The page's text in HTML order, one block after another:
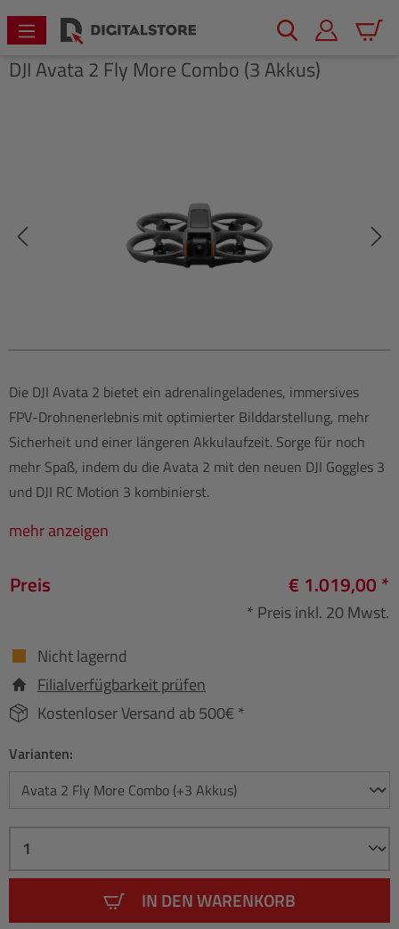
springen
DJIAvata 2 Fly More Combo (3 Akkus)
Die DJI Avata 2 bietet ein adrenalingeladenes, immersives
FPV-Drohnenerlebnis mit optimierter Bilddarstellung, mehr
Sicherheit und einer längeren Akkulaufzeit. Sorge für noch
mehr Spaß, indem du die Avata 2 mit den neuen DJI Goggles 3
und DJI RC Motion 3 kombinierst.
mehr anzeigen
Preis € 1.019,00 *
* Preis inkl. 20 Mwst.
Nicht lagernd
Filialverfügbarkeit prüfen
Kostenloser Versand ab 500€ *
Varianten:
IN DEN WARENKORB